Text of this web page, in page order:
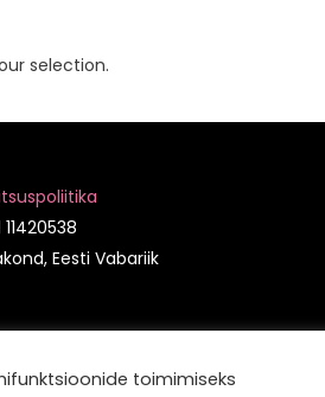
selection.
Eesti Vabariik
Refresh
toimimiseks